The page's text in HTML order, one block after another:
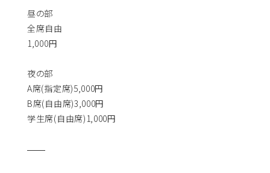
昼の部
全席自由
1,000円
夜の部
A席(指定席)5,000円
B席(自由席)3,000円
学生席(自由席)1,000円